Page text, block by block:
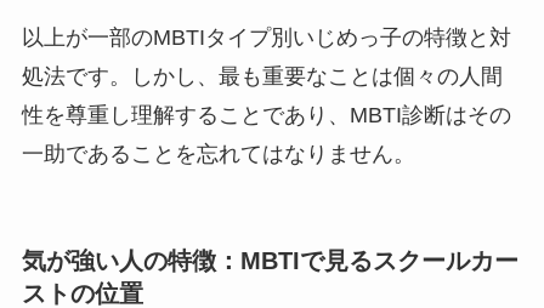
以上が一部のMBTIタイプ別いじめっ子の特徴と対
処法です。しかし、最も重要なことは個々の人間
性を尊重し理解することであり、MBTI診断はその
一助であることを忘れてはなりません。
気が強い人の特徴：MBTIで見るスクールカー
ストの位置